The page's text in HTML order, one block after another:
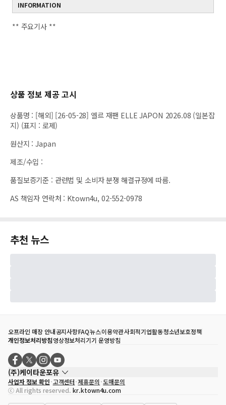
INFORMATION
** 주요기사 **
상품 정보 제공 고시
상품명 : [해외] [26-05-28] 엘르 재팬 ELLE JAPON 2026.08 (일본잡
지) (표지 : 로제)
원산지 :Japan
제조/수입 :
품질보증기준 : 관련법 및 소비자 분쟁 해결규정에 따름.
AS 책임자 연락처 : Ktown4u, 02-552-0978
추천 뉴스
오프라인 매장 안내공지사항FAQ뉴스이용약관사회적기업활동청소년보호정책
개인정보처리방침영상정보처리기기 운영방침
(주)케이타운포유
대표자
송효민
사업자등록번호
120-87-71116
사업자 정보 확인 고객센터 제휴문의 도매문의
ⓒ All rights reserved. kr.ktown4u.com